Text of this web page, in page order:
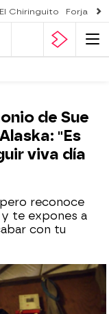
El Chiringuito Forjado
de Sue
"Es
viva día
reconoce
te expones a
con tu